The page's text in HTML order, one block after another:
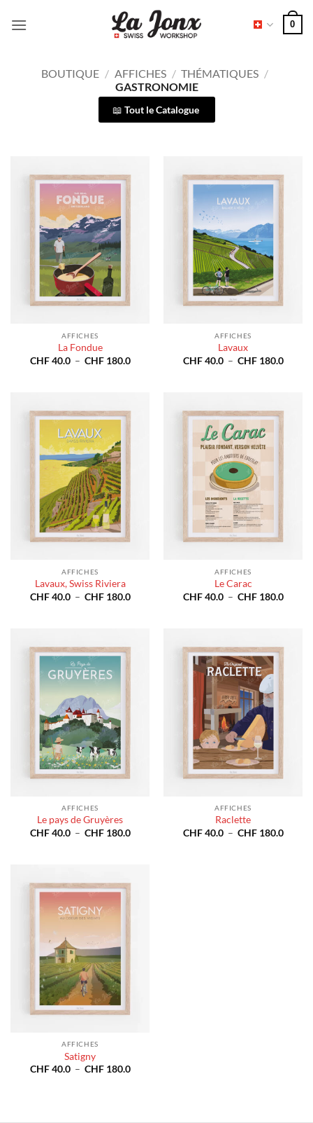
0
BOUTIQUE / AFFICHES / THÉMATIQUES /
GASTRONOMIE
Tout le Catalogue
AFFICHES
La Fondue
CHF40.0 – CHF180.0Plage
AFFICHES
Lavaux
CHF40.0 – CHF180.0Plage
AFFICHES
Lavaux, Swiss Riviera
CHF40.0 – CHF180.0Plage
AFFICHES
Le Carac
CHF40.0 – CHF180.0Plage
AFFICHES
Le pays de Gruyères
CHF40.0 – CHF180.0Plage
AFFICHES
Raclette
CHF40.0 – CHF180.0Plage
AFFICHES
Satigny
CHF40.0 – CHF180.0Plage